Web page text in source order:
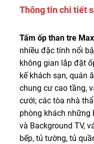
Thông tin chi tiết
Tấm ốp than tre
nhiều đặc tính nổi
không gian lắp đặt
kế khách sạn, quán
chung cư cao tầng,
cưới; các tòa nhà
phòng khách những
và Background TV,
bếp, tủ tường, tủ